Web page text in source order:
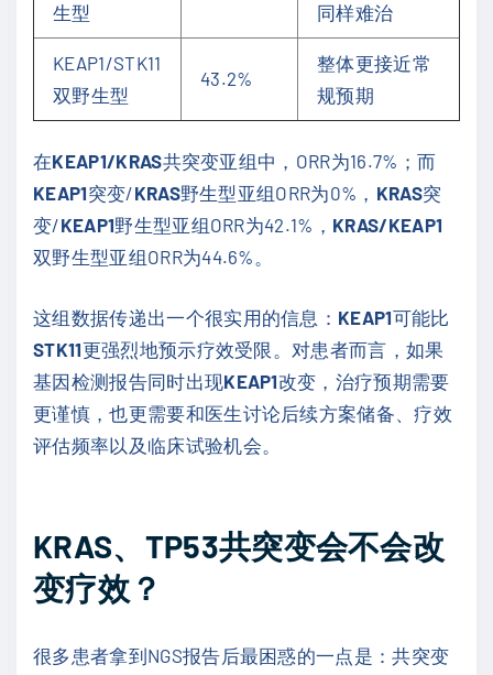
生型
同样难治
KEAP1/STK11
双野生型
43.2%
整体更接近常
规预期
在KEAP1/KRAS共突变亚组中，ORR为16.7%；而
KEAP1突变/KRAS野生型亚组ORR为0%， KRAS突
变/KEAP1野生型亚组ORR为42.1%， KRAS/KEAP1
双野生型亚组ORR为44.6%。
这组数据传递出一个很实用的信息： KEAP1可能比
STK11更强烈地预示疗效受限。对患者而言，如果
基因检测报告同时出现KEAP1改变，治疗预期需要
更谨慎，也更需要和医生讨论后续方案储备、疗效
评估频率以及临床试验机会。
KRAS、TP53共突变会不会改
变疗效？
很多患者拿到NGS报告后最困惑的一点是：共突变